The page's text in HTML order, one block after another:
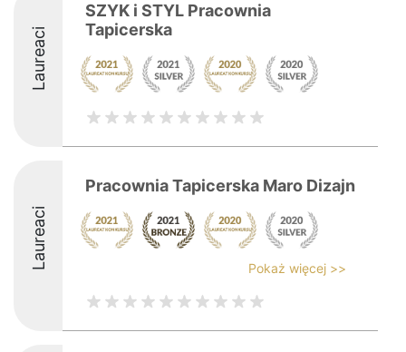
Laureaci
SZYK i STYL Pracownia
Tapicerska
Laureaci
Pracownia Tapicerska Maro Dizajn
Pokaż więcej >>